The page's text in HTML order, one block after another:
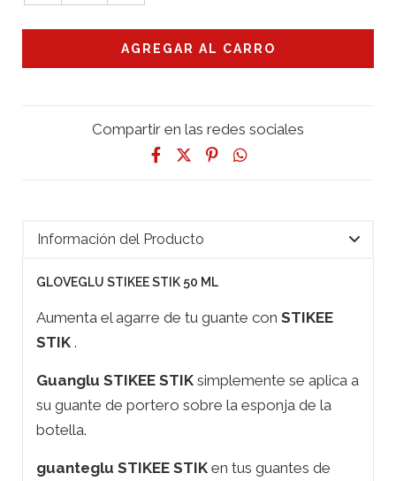
Compartir en las redes sociales
Información del Producto
GLOVEGLU STIKEE STIK 50 ML
Aumenta el agarre de tu guante con STIKEE
STIK .
Guanglu STIKEE STIK simplemente se aplica a
su guante de portero sobre la esponja de la
botella.
guanteglu STIKEE STIK en tus guantes de